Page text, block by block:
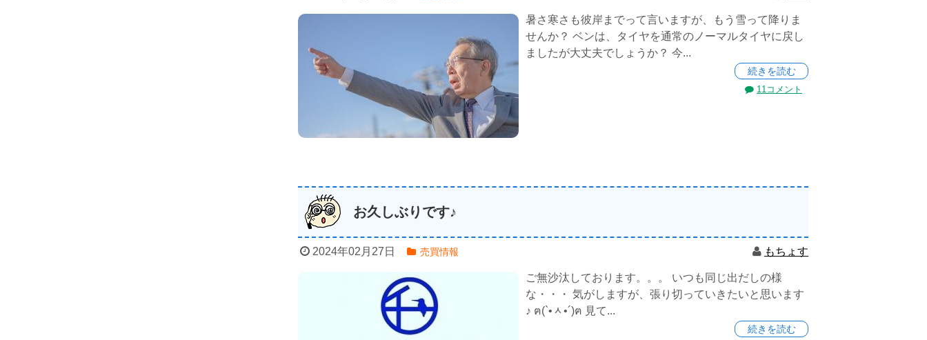
暑さ寒さも彼岸までって言いますが、もう雪って降りま
せんか？ ベンは、タイヤを通常のノーマルタイヤに戻し
ましたが大丈夫でしょうか？ 今...
続きを読む
11コメント
お久しぶりです♪
2024年02月27日 売買情報 もちょす
ご無沙汰しております。。。 いつも同じ出だしの様
な・・・ 気がしますが、張り切っていきたいと思います
♪ ฅ(`•ᆺ•´)ฅ 見て...
続きを読む